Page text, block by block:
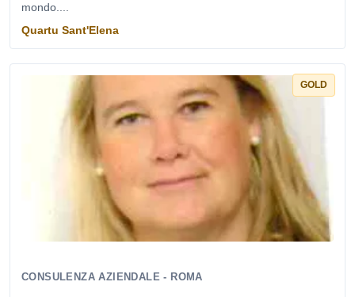
mondo....
Quartu Sant'Elena
GOLD
CONSULENZA AZIENDALE - ROMA